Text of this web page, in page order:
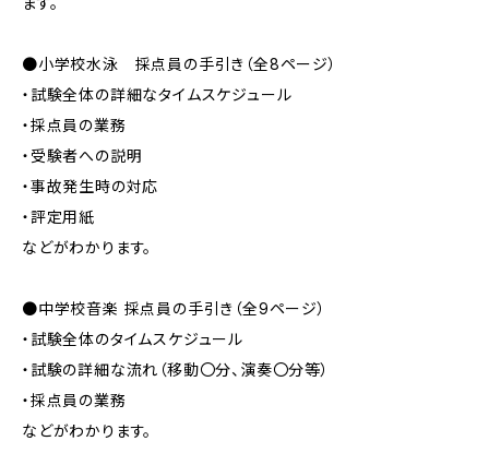
●小学校水泳 採点員の手引き（全8ページ）
・試験全体の詳細なタイムスケジュール
・採点員の業務
・受験者への説明
・事故発生時の対応
・評定用紙
などがわかります。
●中学校音楽 採点員の手引き（全9ページ）
・試験全体のタイムスケジュール
・試験の詳細な流れ（移動〇分、演奏〇分等）
・採点員の業務
などがわかります。